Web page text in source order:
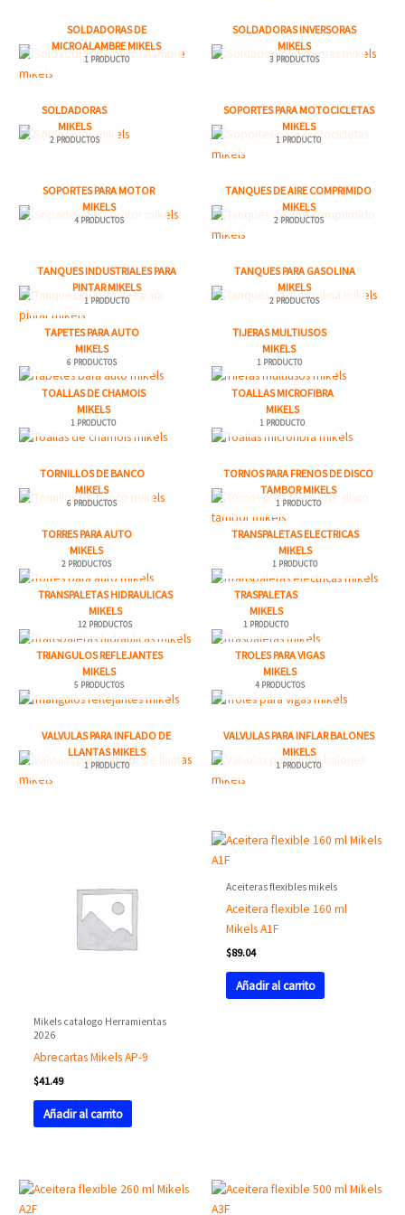
SOLDADORAS DE
MICROALAMBRE MIKELS
1 PRODUCTO
SOLDADORAS INVERSORAS
MIKELS
3 PRODUCTOS
SOLDADORAS
MIKELS
2 PRODUCTOS
SOPORTES PARA MOTOCICLETAS
MIKELS
1 PRODUCTO
SOPORTES PARA MOTOR
MIKELS
4 PRODUCTOS
TANQUES DE AIRE COMPRIMIDO
MIKELS
2 PRODUCTOS
TANQUES INDUSTRIALES PARA
PINTAR MIKELS
1 PRODUCTO
TANQUES PARA GASOLINA
MIKELS
2 PRODUCTOS
TAPETES PARA AUTO
MIKELS
6 PRODUCTOS
TIJERAS MULTIUSOS
MIKELS
1 PRODUCTO
TOALLAS DE CHAMOIS
MIKELS
1 PRODUCTO
TOALLAS MICROFIBRA
MIKELS
1 PRODUCTO
TORNILLOS DE BANCO
MIKELS
6 PRODUCTOS
TORNOS PARA FRENOS DE DISCO
TAMBOR MIKELS
1 PRODUCTO
TORRES PARA AUTO
MIKELS
2 PRODUCTOS
TRANSPALETAS ELECTRICAS
MIKELS
1 PRODUCTO
TRANSPALETAS HIDRAULICAS
MIKELS
12 PRODUCTOS
TRASPALETAS
MIKELS
1 PRODUCTO
TRIANGULOS REFLEJANTES
MIKELS
5 PRODUCTOS
TROLES PARA VIGAS
MIKELS
4 PRODUCTOS
VALVULAS PARA INFLADO DE
LLANTAS MIKELS
1 PRODUCTO
VALVULAS PARA INFLAR BALONES
MIKELS
1 PRODUCTO
Mikels catalogo Herramientas
2026
Abrecartas Mikels AP-9
$41.49
Añadir al carrito
Aceiteras flexibles mikels
Aceitera flexible 160 ml
Mikels A1F
$89.04
Añadir al carrito